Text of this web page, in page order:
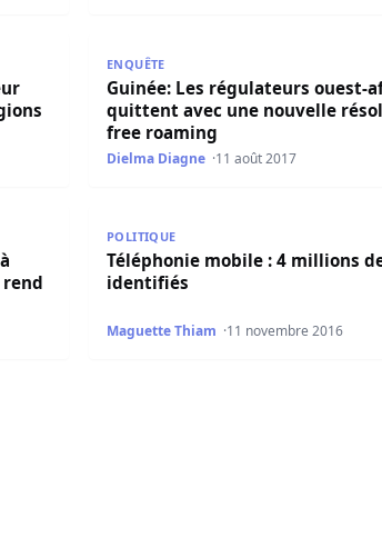
Guinée: Les régulateurs ouest-
ENQUÊTE
Guinée: Les régulateurs ouest-
quittent avec une nouvelle
free roaming
Dielma Diagne 11 août 2017
rend
POLITIQUE
Téléphonie mobile : 4 millions
identifiés
Maguette Thiam 11 novembre 2016